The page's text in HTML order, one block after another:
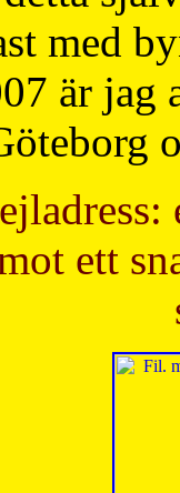
med
är
ett